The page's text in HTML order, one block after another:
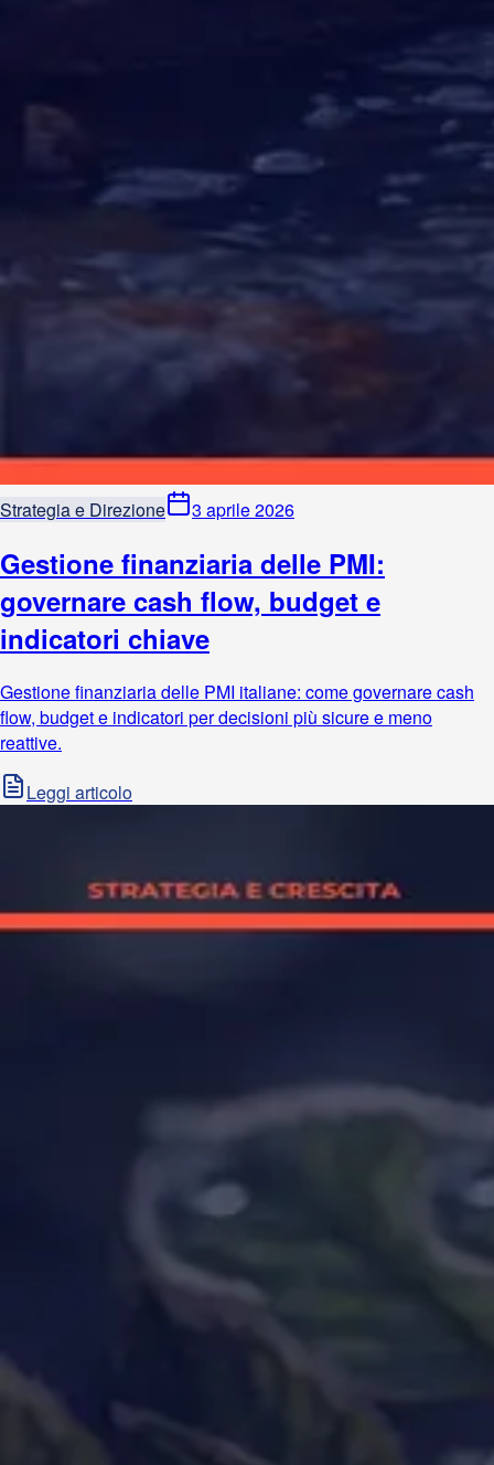
Strategia e Direzione 3 aprile 2026
Gestione finanziaria delle PMI:
governare cash flow, budget e
indicatori chiave
Gestione finanziaria delle PMI italiane: come governare cash
flow, budget e indicatori per decisioni più sicure e meno
reattive.
Leggi articolo